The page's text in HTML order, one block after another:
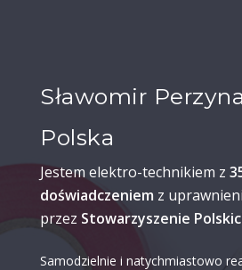
Sławomir
Polska
Jestem elektro-technikiem z
doświadczeniem z
przez Stowarzyszenie
Samodzielnie i natychmiastowo